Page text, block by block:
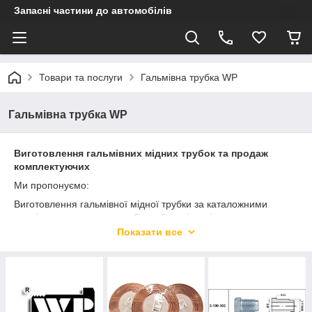
Запасні частини до автомобілів
Товари та послуги Гальмівна трубка WP
Гальмівна трубка WP
Виготовлення гальмівних мідних трубок та продаж
комплектуючих
Ми пропонуємо:
Виготовлення гальмівної мідної трубки за каталожними
розмірами вашого автомобіля або за індивідуальними
Відправляємо замовлення по всій Україні через відділення
Показати все